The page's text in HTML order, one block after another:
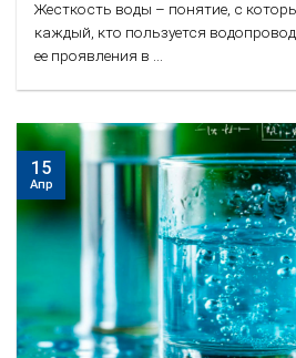
Жесткость воды – понятие, с
каждый, кто пользуется
ее проявления в ...
15
Апр